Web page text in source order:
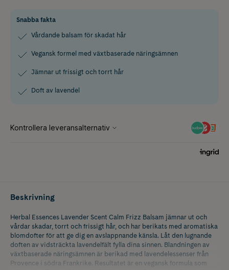
Snabba fakta
Vårdande balsam för skadat hår
Vegansk formel med växtbaserade näringsämnen
Jämnar ut frissigt och torrt hår
Doft av lavendel
Beskrivning
Herbal Essences Lavender Scent Calm Frizz Balsam jämnar ut och
vårdar skadar, torrt och frissigt hår, och har berikats med aromatiska
blomdofter för att ge dig en avslappnande känsla. Låt den lugnande
doften av vidsträckta lavendelfält fylla dina sinnen. Blandningen av
växtbaserade näringsämnen är berikad med lavendelessenser från
Provence i södra Frankrike. Resultatet är en vegansk formula som